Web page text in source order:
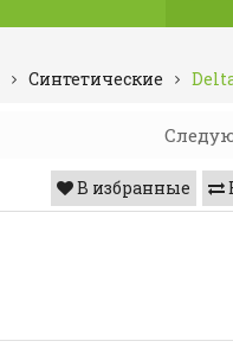
Синтетические
В избранные